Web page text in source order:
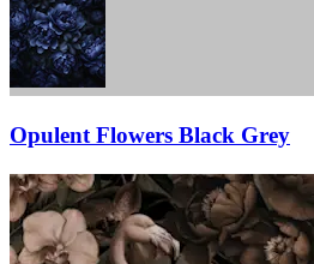
Opulent Flowers Black Grey